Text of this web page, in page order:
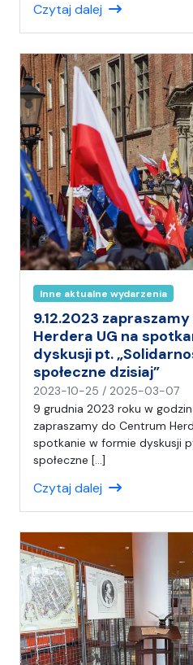
ł
(
)
A
n
a
Czytaj dalej
Inne aktualne wydarzenia
9.12.2023
Herdera UG na
dyskusji pt.
społeczne dzisiaj”
2023-10-25 / 2025-03-07
a
p
i
(
A
n
i
a
9 grudnia 2023 roku w
zapraszamy do Centrum
spotkanie w formie dyskusji
społeczne […]
Czytaj dalej